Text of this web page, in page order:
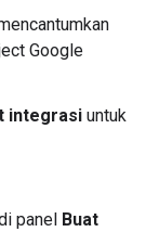
Google
integrasi untuk
panel Buat